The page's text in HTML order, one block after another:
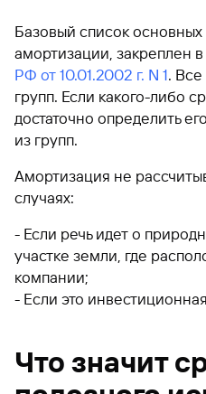
Базовый список
амортизации, закреплен в
РФ от 10.01.2002 г. N 1. Все
групп. Если какого-либо
достаточно определить
из групп.
Амортизация не
случаях:
- Если речь идет о
участке земли, где
компании;
- Eсли это
Что значит